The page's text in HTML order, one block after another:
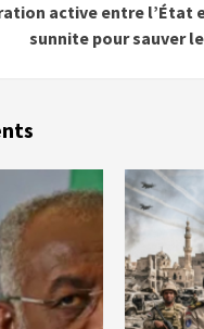
active entre l’État
sunnite pour sauver